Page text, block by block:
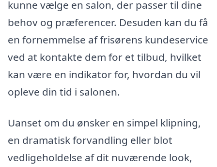
kunne vælge en salon, der passer til dine
behov og præferencer. Desuden kan du få
en fornemmelse af frisørens kundeservice
ved at kontakte dem for et tilbud, hvilket
kan være en indikator for, hvordan du vil
opleve din tid i salonen.
Uanset om du ønsker en simpel klipning,
en dramatisk forvandling eller blot
vedligeholdelse af dit nuværende look,